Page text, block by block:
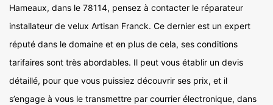
Hameaux, dans le 78114, pensez à contacter le réparateur
installateur de velux Artisan Franck. Ce dernier est un expert
réputé dans le domaine et en plus de cela, ses conditions
tarifaires sont très abordables. Il peut vous établir un devis
détaillé, pour que vous puissiez découvrir ses prix, et il
s’engage à vous le transmettre par courrier électronique, dans